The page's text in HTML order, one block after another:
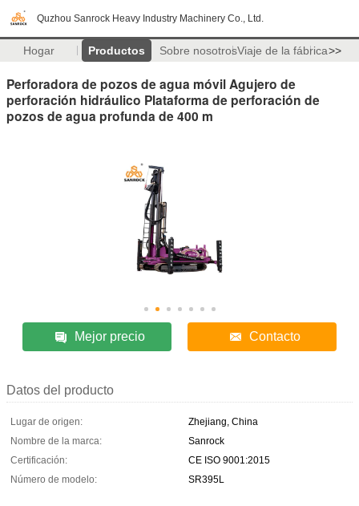
Quzhou Sanrock Heavy Industry Machinery Co., Ltd.
Hogar Productos Sobre nosotrosViaje de la fábrica>>
Perforadora de pozos de agua móvil Agujero de
perforación hidráulico Plataforma de perforación de
pozos de agua profunda de 400 m
Mejor precio Contacto
Datos del producto
Lugar de origen:
Zhejiang, China
Nombre de la marca:
Sanrock
Certificación:
CE ISO 9001:2015
Número de modelo:
SR395L